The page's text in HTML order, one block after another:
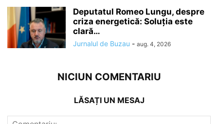
Deputatul Romeo Lungu, despre
criza energetică: Soluția este
clară…
Jurnalul de Buzau - aug. 4, 2026
NICIUN COMENTARIU
LĂSAȚI UN MESAJ